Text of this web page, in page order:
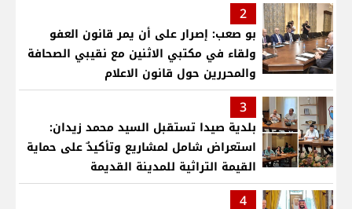
2
بو صعب: إصرار على أن يمر قانون العفو
ولقاء في مكتبي الاثنين مع نقيبي الصحافة
والمحررين حول قانون الاعلام
3
بلدية صيدا تستقبل السيد محمد زيدان:
استعراض شامل لمشاريع وتأكيدٌ على حماية
القيمة التراثية للمدينة القديمة
4